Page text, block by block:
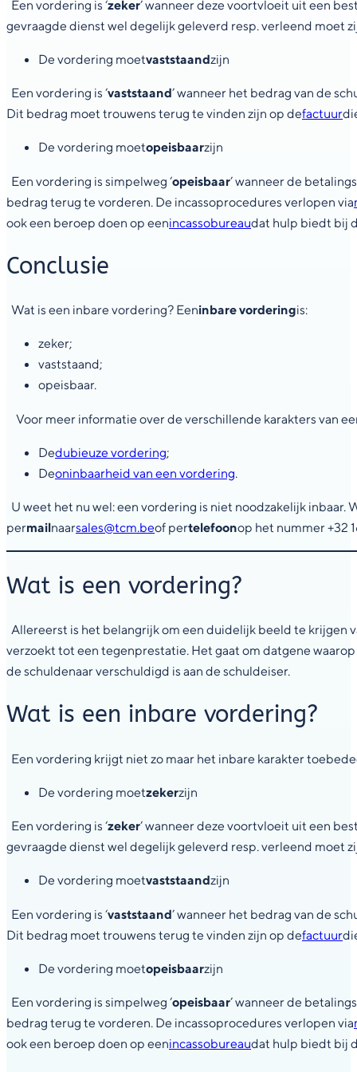
Een vordering is ‘zeker’ wanneer deze voortvloeit uit een
gevraagde dienst wel degelijk geleverd resp. verleend moet
De vordering moetvaststaandzijn
Een vordering is ‘vaststaand’ wanneer het bedrag van de
Dit bedrag moet trouwens terug te vinden zijn op defactuur
De vordering moetopeisbaarzijn
Een vordering is simpelweg ‘opeisbaar’ wanneer de
bedrag terug te vorderen. De incassoprocedures verlopen via
ook een beroep doen op eenincassobureaudat hulp biedt bij
Conclusie
Wat is een inbare vordering? Eeninbare vorderingis:
zeker;
vaststaand;
opeisbaar.
Voor meer informatie over de verschillende karakters van
Dedubieuze vordering;
Deoninbaarheid van een vordering.
U weet het nu wel: een vordering is niet noodzakelijk
permailnaarsales@tcm.beof pertelefoonop het nummer +32
Wat is een vordering?
Allereerst is het belangrijk om een duidelijk beeld te krijgen
verzoekt tot een tegenprestatie. Het gaat om datgene
de schuldenaar verschuldigd is aan de schuldeiser.
Wat is een inbare vordering?
Een vordering krijgt niet zo maar het inbare karakter
De vordering moetzekerzijn
Een vordering is ‘zeker’ wanneer deze voortvloeit uit een
gevraagde dienst wel degelijk geleverd resp. verleend moet
De vordering moetvaststaandzijn
Een vordering is ‘vaststaand’ wanneer het bedrag van de
Dit bedrag moet trouwens terug te vinden zijn op defactuur
De vordering moetopeisbaarzijn
Een vordering is simpelweg ‘opeisbaar’ wanneer de
bedrag terug te vorderen. De incassoprocedures verlopen via
ook een beroep doen op eenincassobureaudat hulp biedt bij